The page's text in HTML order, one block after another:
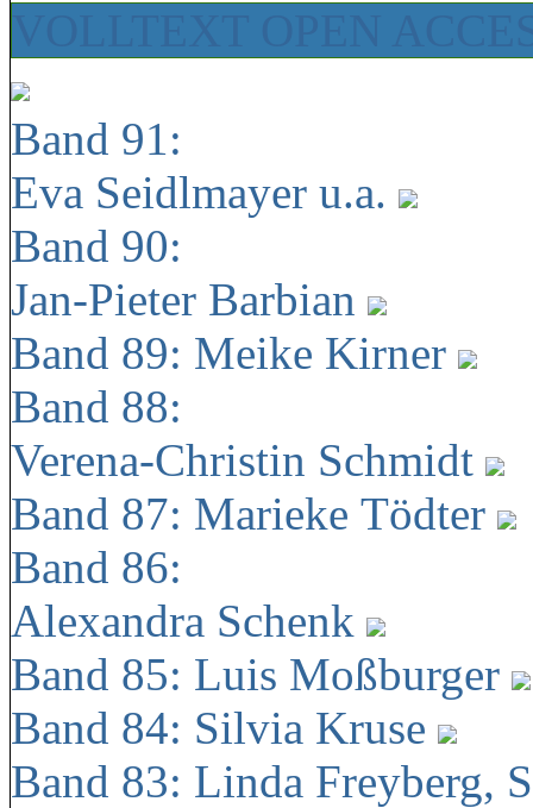
Band 91:
Eva Seidlmayer u.a.
Band 90:
Jan-Pieter Barbian
Band 89: Meike Kirner
Band 88:
Verena-Christin Schmidt
Band 87: Marieke Tödter
Band 86:
Alexandra Schenk
Band 85: Luis Moßburger
Band 84: Silvia Kruse
Band 83: Linda Freyberg,